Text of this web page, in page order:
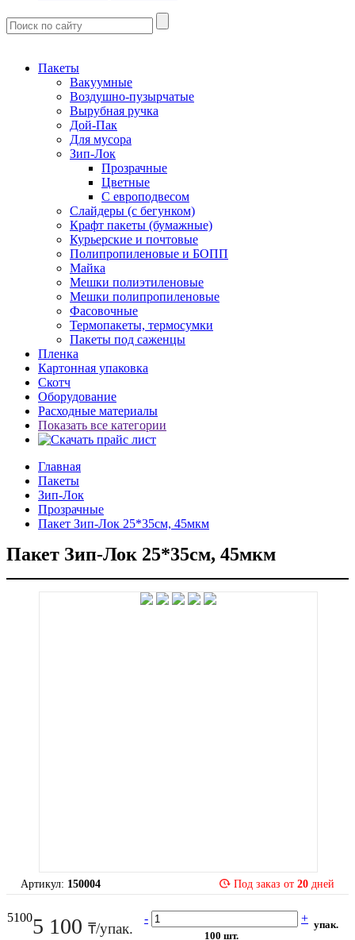
Пакеты
Вакуумные
Воздушно-пузырчатые
Вырубная ручка
Дой-Пак
Для мусора
Зип-Лок
Прозрачные
Цветные
С европодвесом
Слайдеры (с бегунком)
Крафт пакеты (бумажные)
Курьерские и почтовые
Полипропиленовые и БОПП
Майка
Мешки полиэтиленовые
Мешки полипропиленовые
Фасовочные
Термопакеты, термосумки
Пакеты под саженцы
Пленка
Картонная упаковка
Скотч
Оборудование
Расходные материалы
Показать все категории
Главная
Пакеты
Зип-Лок
Прозрачные
Пакет Зип-Лок 25*35см, 45мкм
Пакет Зип-Лок 25*35см, 45мкм
Артикул: 150004 Под заказ от 20 дней
51005 100 ₸/упак.
- +
100 шт.
упак.